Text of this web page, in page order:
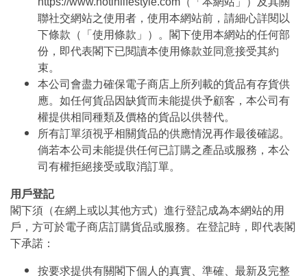
聯社交網站之使用者，使用本網站前，請細心詳閱以
下條款（「使用條款」）。閣下使用本網站的任何部
份，即代表閣下已閱讀本使用條款並同意接受其約
束。
本公司會盡力確保電子商店上所列載的貨品有存貨供
應。如任何貨品因缺貨而未能提供予顧客，本公司有
權提供相同種類及價格的貨品以供替代。
所有訂單須視乎相關貨品的供應情況再作最後確認。
倘若本公司未能提供任何已訂購之產品或服務，本公
司有權拒絕接受或取消訂單。
用戶登記
閣下須（在網上或以其他方式）進行登記成為本網站的用
戶，方可於電子商店訂購貨品或服務。在登記時，即代表閣
下承諾：
按要求提供有關閣下個人的真實、準確、最新及完整